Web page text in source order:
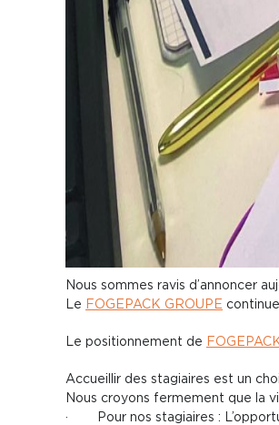
Nous sommes ravis d’annoncer
Le FOGEPACK GROUPE
Le positionnement de
Accueillir des stagiaires est un
Nous croyons fermement que la
· Pour nos stagiaires :